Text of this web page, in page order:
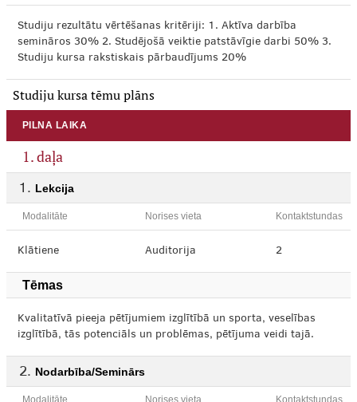
Studiju rezultātu vērtēšanas kritēriji: 1. Aktīva darbība
semināros 30% 2. Studējošā veiktie patstāvīgie darbi 50% 3.
Studiju kursa rakstiskais pārbaudījums 20%
Studiju kursa tēmu plāns
PILNA LAIKA
1. daļa
Lekcija
Modalitāte Norises vieta Kontaktstundas
Klātiene Auditorija 2
Tēmas
Kvalitatīvā pieeja pētījumiem izglītībā un sporta, veselības
izglītībā, tās potenciāls un problēmas, pētījuma veidi tajā.
Nodarbība/Seminārs
Modalitāte Norises vieta Kontaktstundas